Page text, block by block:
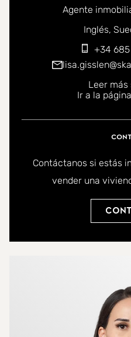
Agente
Puede ponerse en
Inglés
+34 685
Leer más
Ir a la
Contáctanos si estás
vender una